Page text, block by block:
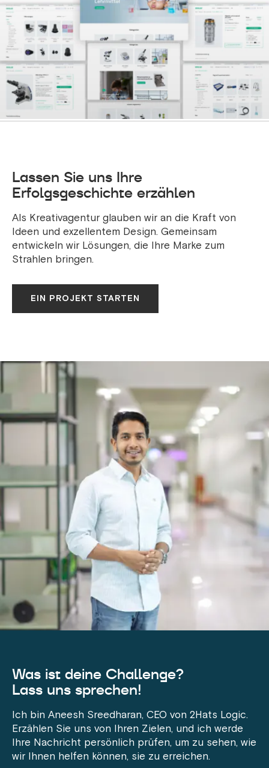
Lassen Sie uns Ihre
Erfolgsgeschichte erzählen
Als Kreativagentur glauben wir an die Kraft von
Ideen und exzellentem Design. Gemeinsam
entwickeln wir Lösungen, die Ihre Marke zum
Strahlen bringen.
EIN PROJEKT STARTEN
Was ist deine Challenge?
Lass uns sprechen!
Ich bin Aneesh Sreedharan, CEO von 2Hats Logic.
Erzählen Sie uns von Ihren Zielen, und ich werde
Ihre Nachricht persönlich prüfen, um zu sehen, wie
wir Ihnen helfen können, sie zu erreichen.